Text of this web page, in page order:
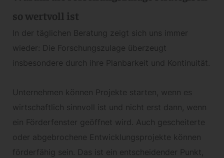
so wertvoll ist
In der täglichen Beratung zeigt sich uns immer
wieder: Die Forschungszulage überzeugt
insbesondere durch ihre Planbarkeit und Kontinuität.
Unternehmen können Projekte starten, wenn es
wirtschaftlich sinnvoll ist und nicht erst dann, wenn
ein Förderfenster geöffnet wird. Auch gescheiterte
oder abgebrochene Entwicklungsprojekte können
förderfähig sein. Das ist ein entscheidender Punkt,